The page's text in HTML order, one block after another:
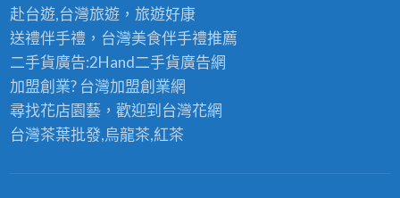
赴台遊,台灣旅遊，旅遊好康
送禮伴手禮，台灣美食伴手禮推薦
二手貨廣告:2Hand二手貨廣告網
加盟創業? 台灣加盟創業網
尋找花店園藝，歡迎到台灣花網
台灣茶葉批發,烏龍茶,紅茶